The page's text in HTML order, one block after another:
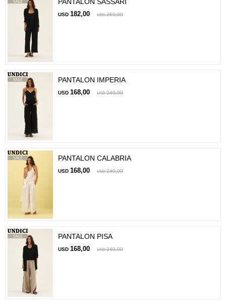
USD 182,00 USD 260,00
PANTALON IMPERIA
USD 168,00 USD 240,00
PANTALON CALABRIA
USD 168,00 USD 240,00
PANTALON PISA
USD 168,00 USD 240,00